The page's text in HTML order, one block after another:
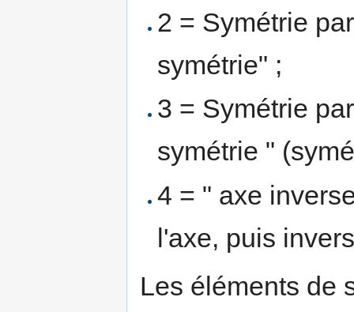
2 = Symétrie
symétrie" ;
3 = Symétrie
symétrie "
4 = " axe
l'axe, puis
Les éléments de